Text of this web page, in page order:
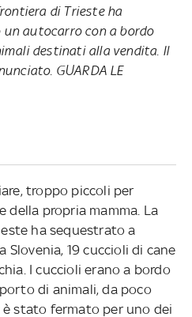
di Trieste ha
autocarro con a bordo
destinati alla vendita. Il
GUARDA LE
troppo piccoli per
della propria mamma. La
ha sequestrato a
Slovenia, 19 cuccioli di cane
I cuccioli erano a bordo
di animali, da poco
stato fermato per uno dei